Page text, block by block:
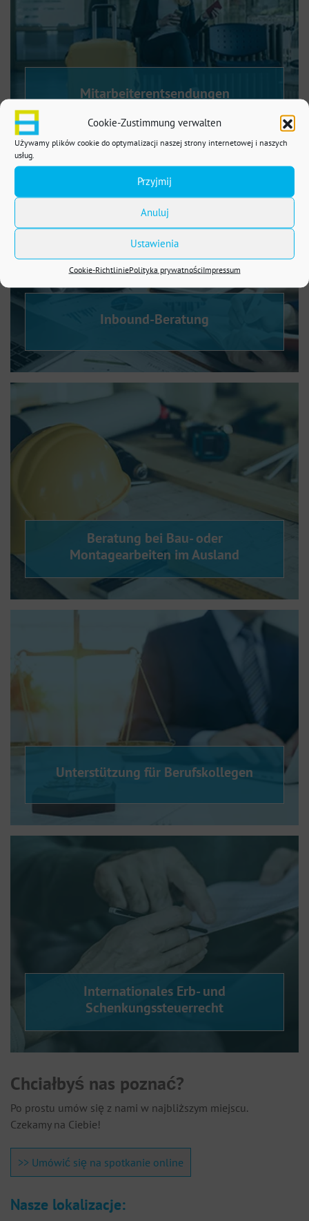
Cookie-Zustimmung verwalten
Używamy plików cookie do optymalizacji naszej strony internetowej i naszych
usług.
Przyjmij
Anuluj
Ustawienia
Cookie-RichtliniePolityka prywatnościImpressum
Mitarbeiterentsendungen
Inbound-Beratung
Beratung bei Bau- oder
Montagearbeiten im Ausland
Unterstützung für Berufskollegen
Internationales Erb- und
Schenkungssteuerrecht
Chciałbyś nas poznać?
Po prostu umów się z nami w najbliższym miejscu.
Czekamy na Ciebie!
>> Umówić się na spotkanie online
Nasze lokalizacje: